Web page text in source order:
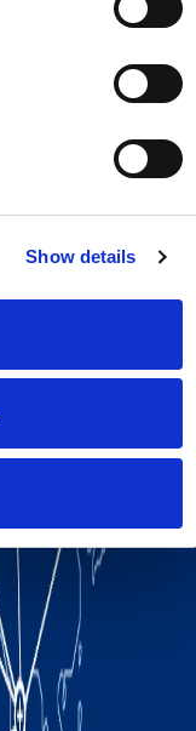
Show details